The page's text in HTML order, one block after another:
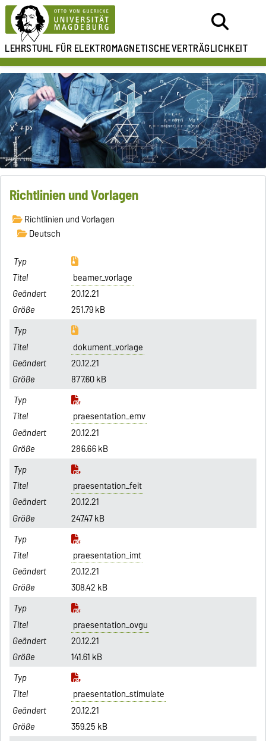
LEHRSTUHL FÜRELEKTROMAGNETISCHEVERTRÄGLICHKEIT
Richtlinien und Vorlagen
Richtlinien und Vorlagen
Deutsch
beamer_vorlage
20.12.21
251.79 kB
dokument_vorlage
20.12.21
877.60 kB
praesentation_emv
20.12.21
286.66 kB
praesentation_feit
20.12.21
247.47 kB
praesentation_imt
20.12.21
308.42 kB
praesentation_ovgu
20.12.21
141.61 kB
praesentation_stimulate
20.12.21
359.25 kB